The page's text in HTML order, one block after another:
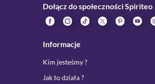
Dołącz do społeczności Spiriteo
Informacje
Kim jesteśmy ?
Jak to działa ?